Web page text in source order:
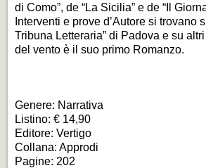
di Como”, de “La Sicilia” e de “Il
Interventi e prove d’Autore si trovano
Tribuna Letteraria” di Padova e su
del vento è il suo primo Romanzo.
Genere: Narrativa
Listino: € 14,90
Editore: Vertigo
Collana: Approdi
Pagine: 202